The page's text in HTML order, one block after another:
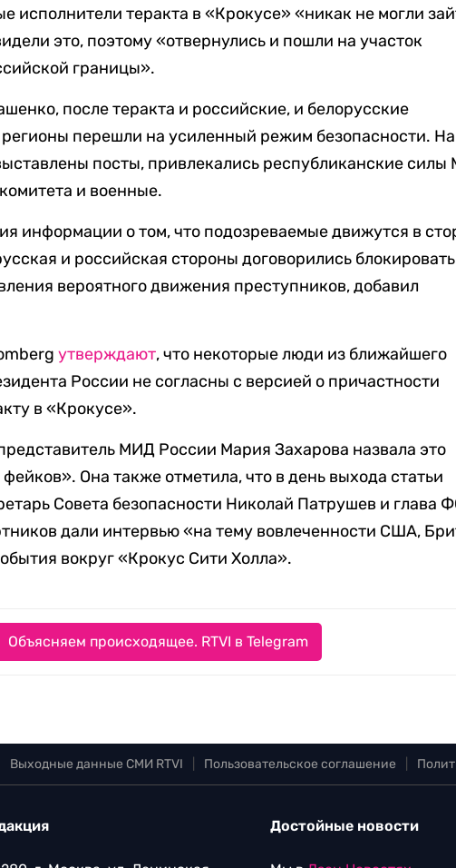
исполнители теракта в «Крокусе» «никак не могли
это, поэтому «отвернулись и пошли на участок
границы».
после теракта и российские, и белорусские
перешли на усиленный режим безопасности. На
посты, привлекались республиканские силы
и военные.
информации о том, что подозреваемые движутся в
и российская стороны договорились
вероятного движения преступников, добавил
утверждают, что некоторые люди из ближайшего
России не согласны с версией о причастности
в «Крокусе».
МИД России Мария Захарова назвала это
Она также отметила, что в день выхода статьи
Совета безопасности Николай Патрушев и глава
дали интервью «на тему вовлеченности США,
вокруг «Крокус Сити Холла».
Объясняем происходящее. RTVI в Telegram
Выходные данные СМИ RTVI Пользовательское соглашение
Достойные новости